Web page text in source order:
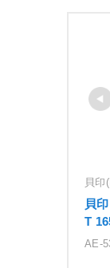
貝印
貝
T
AE-